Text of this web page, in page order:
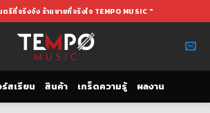
รีที่จริงจัง ร้านขายที่จริงใจ TEMPO MUSIC "
สเรียน สินค้า เกร็ดความรู้ ผลงาน